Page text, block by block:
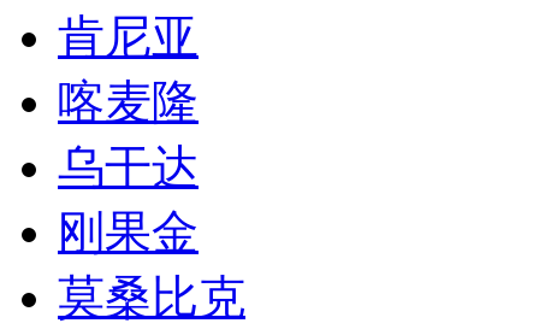
肯尼亚
喀麦隆
乌干达
刚果金
莫桑比克